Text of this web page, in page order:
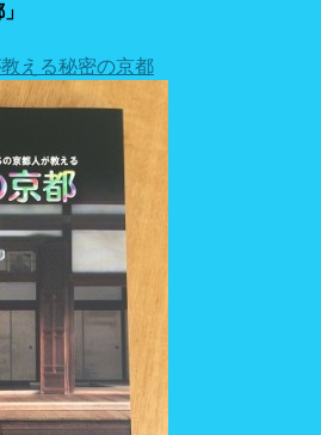
える秘密の京都